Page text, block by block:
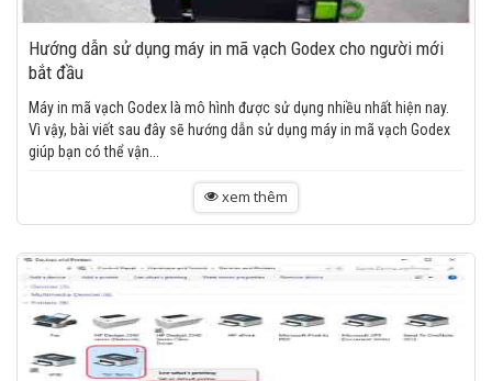
Hướng dẫn sử dụng máy in mã vạch Godex cho người mới
bắt đầu
Máy in mã vạch Godex là mô hình được sử dụng nhiều nhất hiện nay.
Vì vậy, bài viết sau đây sẽ hướng dẫn sử dụng máy in mã vạch Godex
giúp bạn có thể vận...
xem thêm